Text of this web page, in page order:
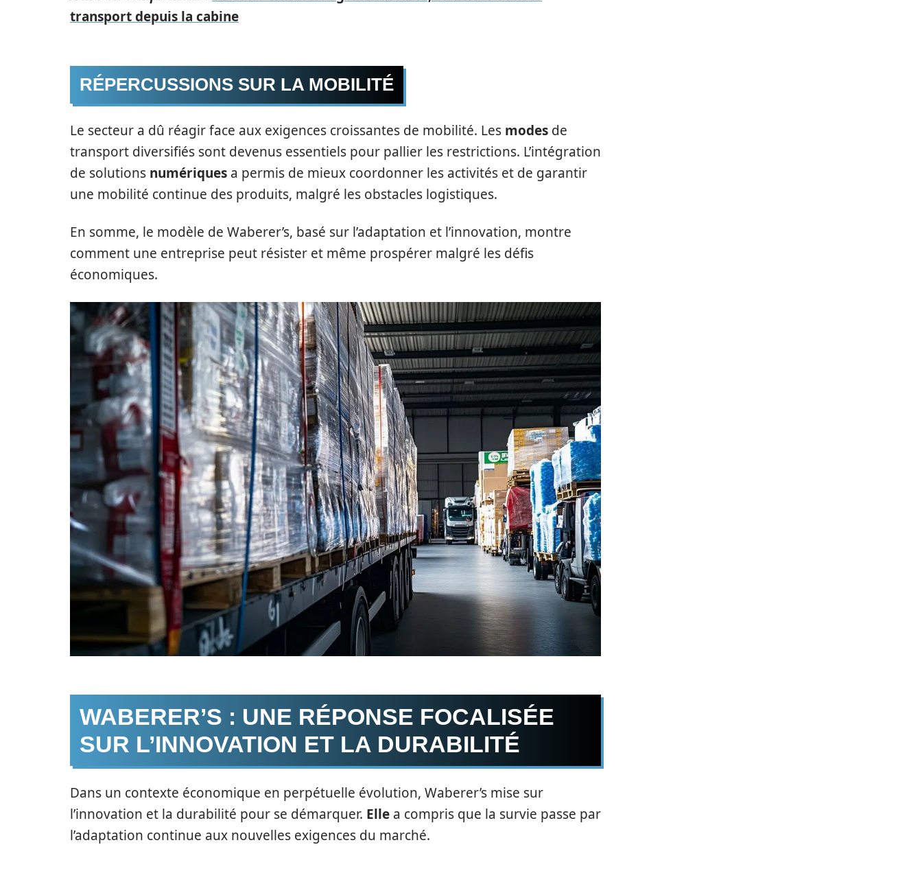
transport depuis la cabine
RÉPERCUSSIONS SUR LA MOBILITÉ
Le secteur a dû réagir face aux exigences croissantes de mobilité. Les modes de
transport diversifiés sont devenus essentiels pour pallier les restrictions. L’intégration
de solutions numériques a permis de mieux coordonner les activités et de garantir
une mobilité continue des produits, malgré les obstacles logistiques.
En somme, le modèle de Waberer’s, basé sur l’adaptation et l’innovation, montre
comment une entreprise peut résister et même prospérer malgré les défis
économiques.
WABERER’S : UNE RÉPONSE FOCALISÉE
SUR L’INNOVATION ET LA DURABILITÉ
Dans un contexte économique en perpétuelle évolution, Waberer’s mise sur
l’innovation et la durabilité pour se démarquer. Elle a compris que la survie passe par
l’adaptation continue aux nouvelles exigences du marché.